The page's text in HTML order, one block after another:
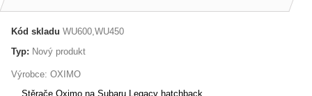
Kód skladu WU600,WU450
Typ: Nový produkt
Výrobce: OXIMO
Stěrače Oximo na Subaru Legacy hatchback